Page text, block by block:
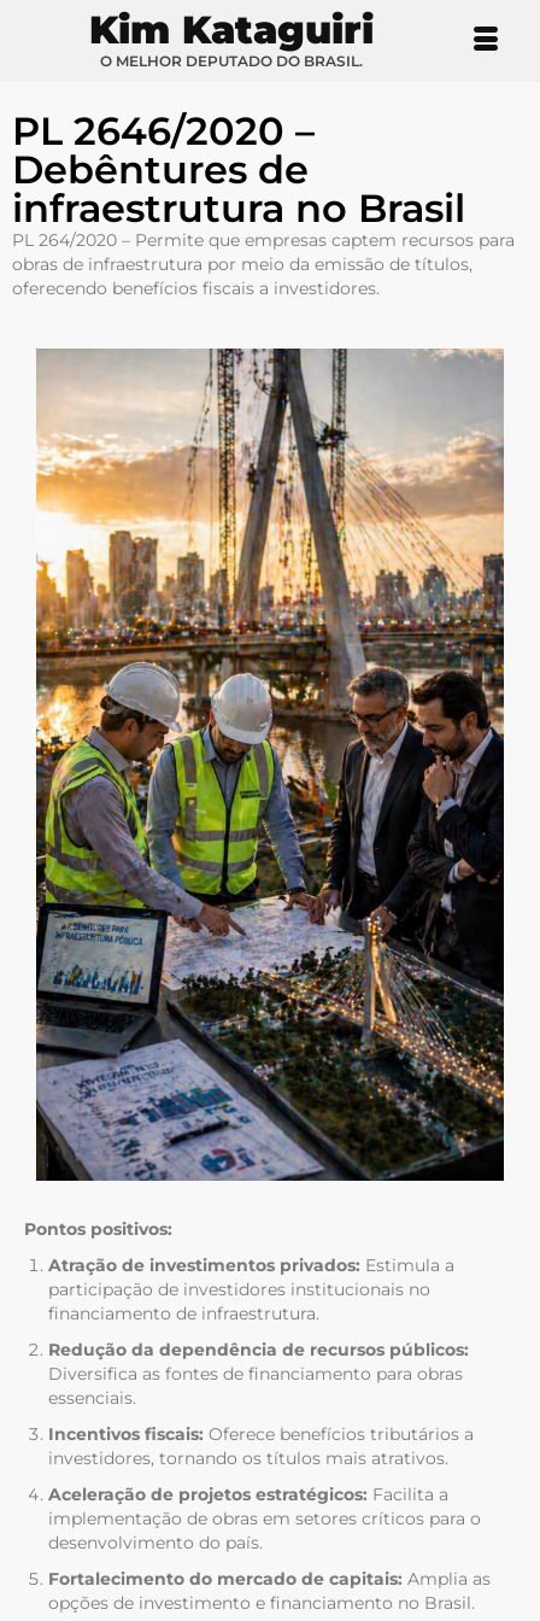
Kim Kataguiri
O MELHOR DEPUTADO DO BRASIL.
PL 2646/2020 –
Debêntures de
infraestrutura no Brasil
PL 264/2020 – Permite que empresas captem recursos para
obras de infraestrutura por meio da emissão de títulos,
oferecendo benefícios fiscais a investidores.
Pontos positivos:
Atração de investimentos privados: Estimula a
participação de investidores institucionais no
financiamento de infraestrutura.
Redução da dependência de recursos públicos:
Diversifica as fontes de financiamento para obras
essenciais.
Incentivos fiscais: Oferece benefícios tributários a
investidores, tornando os títulos mais atrativos.
Aceleração de projetos estratégicos: Facilita a
implementação de obras em setores críticos para o
desenvolvimento do país.
Fortalecimento do mercado de capitais: Amplia as
opções de investimento e financiamento no Brasil.